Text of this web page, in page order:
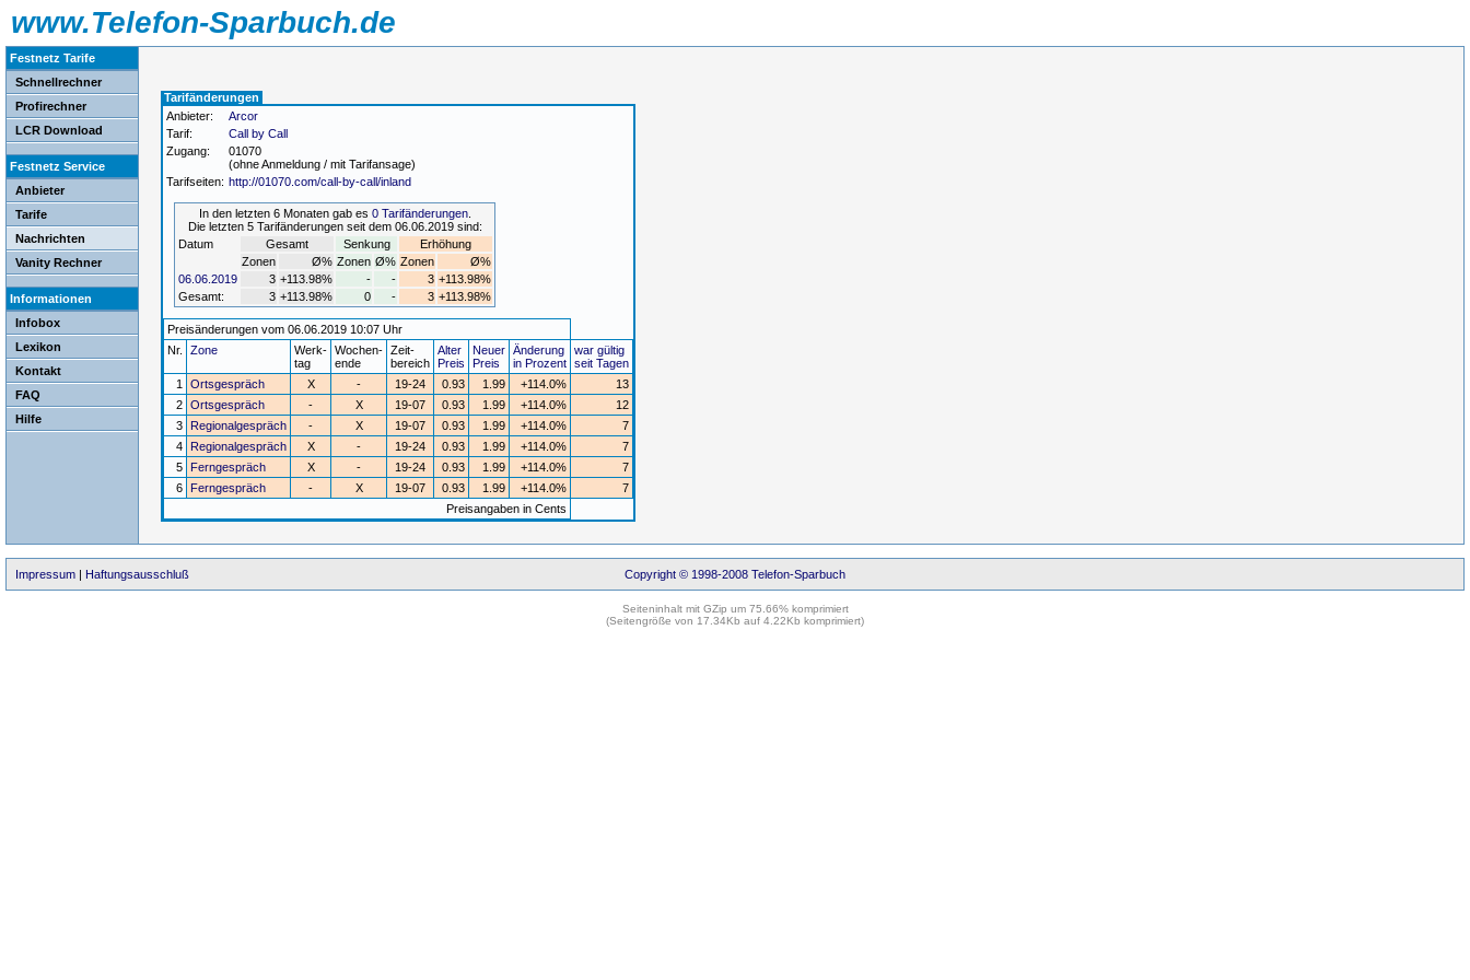
www.Telefon-Sparbuch.de
Festnetz Tarife
Schnellrechner
Profirechner
LCR Download
Festnetz Service
Anbieter
Tarife
Nachrichten
Vanity Rechner
Informationen
Infobox
Lexikon
Kontakt
FAQ
Hilfe
Tarifänderungen
Anbieter:
Arcor
Tarif:
Call by Call
Zugang:
01070
(ohne Anmeldung / mit Tarifansage)
Tarifseiten: http://01070.com/call-by-call/inland
In den letzten 6 Monaten gab es 0 Tarifänderungen.
Die letzten 5 Tarifänderungen seit dem 06.06.2019 sind:
Datum
Gesamt Senkung
Erhöhung
Zonen
Ø% Zonen Ø% Zonen
Ø%
06.06.2019
3 +113.98% - - 3 +113.98%
Gesamt:
3 +113.98% 0 - 3 +113.98%
Preisänderungen vom 06.06.2019 10:07 Uhr
Nr.
Zone
Werk-
tag
Wochen-
ende
Zeit-
bereich
Alter
Preis
Neuer
Preis
Änderung
in Prozent
war gültig
seit Tagen
1
Ortsgespräch X - 19-24 0.93 1.99 +114.0%
13
2 Ortsgespräch - X 19-07 0.93 1.99 +114.0%
12
3 Regionalgespräch - X 19-07 0.93 1.99 +114.0%
7
4 Regionalgespräch X - 19-24 0.93 1.99 +114.0%
7
5 Ferngespräch X - 19-24 0.93 1.99 +114.0%
7
6 Ferngespräch - X 19-07 0.93 1.99 +114.0%
7
Preisangaben in Cents
Impressum | Haftungsausschluß Copyright © 1998-2008 Telefon-Sparbuch
Seiteninhalt mit GZip um 75.66% komprimiert
(Seitengröße von 17.34Kb auf 4.22Kb komprimiert)